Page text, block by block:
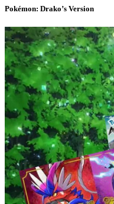
Pokémon: Drako’s Version